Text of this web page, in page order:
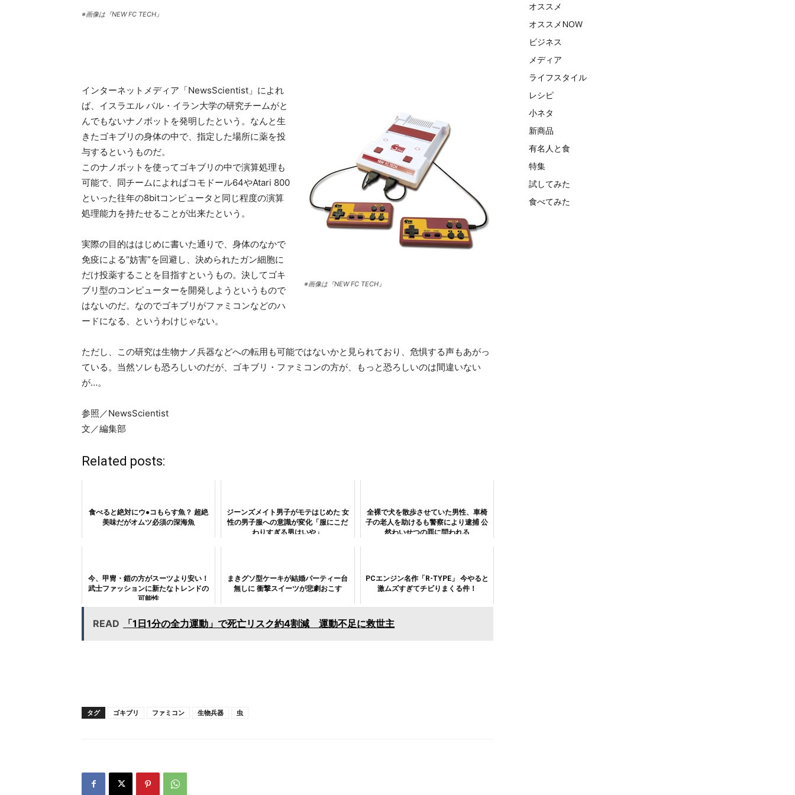
※画像は『NEW FC TECH』
※画像は『NEW FC TECH』
インターネットメディア「NewsScientist」によれ
ば、イスラエル バル・イラン大学の研究チームがと
んでもないナノボットを発明したという。なんと生
きたゴキブリの身体の中で、指定した場所に薬を投
与するというものだ。
このナノボットを使ってゴキブリの中で演算処理も
可能で、同チームによればコモドール64やAtari 800
といった往年の8bitコンピュータと同じ程度の演算
処理能力を持たせることが出来たという。
実際の目的ははじめに書いた通りで、身体のなかで
免疫による“妨害”を回避し、決められたガン細胞に
だけ投薬することを目指すというもの。決してゴキ
ブリ型のコンピューターを開発しようというもので
はないのだ。なのでゴキブリがファミコンなどのハ
ードになる、というわけじゃない。
ただし、この研究は生物ナノ兵器などへの転用も可能ではないかと見られており、危惧する声もあがっ
ている。当然ソレも恐ろしいのだが、ゴキブリ・ファミコンの方が、もっと恐ろしいのは間違いない
が…。
参照／NewsScientist
文／編集部
Related posts:
食べると絶対にウ●コもらす魚？ 超絶
美味だがオムツ必須の深海魚
ジーンズメイト男子がモテはじめた 女
性の男子服への意識が変化「服にこだ
わりすぎる男はいや」
全裸で犬を散歩させていた男性、車椅
子の老人を助けるも警察により逮捕 公
然わいせつの罪に問われる
今、甲冑・鎧の方がスーツより安い！
武士ファッションに新たなトレンドの
可能性
まきグソ型ケーキが結婚パーティー台
無しに 衝撃スイーツが悲劇おこす
PCエンジン名作「R-TYPE」 今やると
激ムズすぎてチビりまくる件！
READ 「1日1分の全力運動」で死亡リスク約4割減 運動不足に救世主
タグ ゴキブリ ファミコン 生物兵器 虫
オススメ
オススメNOW
ビジネス
メディア
ライフスタイル
レシピ
小ネタ
新商品
有名人と食
特集
試してみた
食べてみた